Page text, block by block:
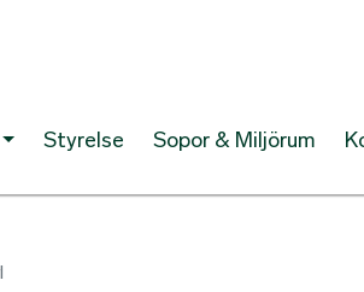
Styrelse Sopor & Miljörum